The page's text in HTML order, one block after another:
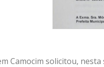
Camocim solicitou,